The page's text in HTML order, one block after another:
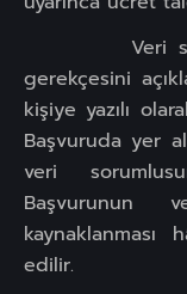
Veri
gerekçesini
kişiye yazılı
Başvuruda yer
veri
Başvurunun
edilir.